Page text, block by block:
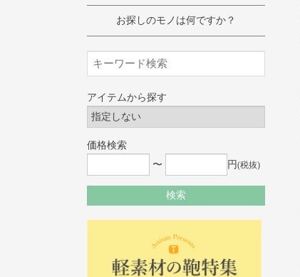
お探しのモノは何ですか？
アイテムから探す
価格検索
〜
円(税抜)
検索